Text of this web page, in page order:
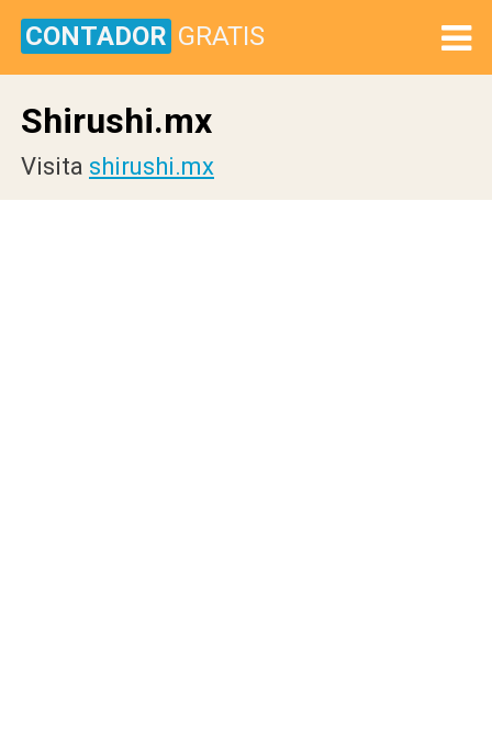
CONTADOR GRATIS
Shirushi.mx
Visita shirushi.mx